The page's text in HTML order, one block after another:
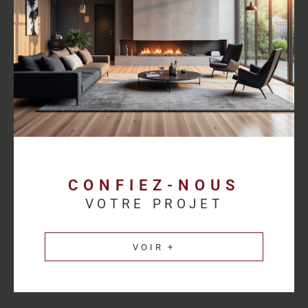
Découvrez lesannonces immobilières professionnelles au
Havreet bénéficiez d’un accompagnement sur mesure pour
concrétiser votre projet.
Une estimation
immobilière précise pour
parfaite connaissance du marché et des spécificités de chaque
secteur d’activité. HM Immo-Pro réalise des estimations fiables
CONFIEZ-NOUS
VOTRE PROJET
VOIR +